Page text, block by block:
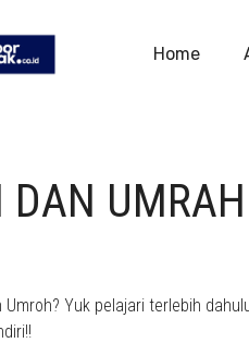
Home
Yuk pelajari terlebih